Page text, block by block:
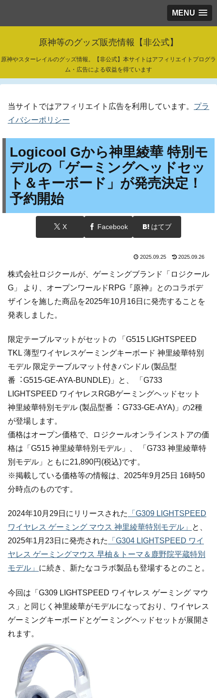
MENU
原神等のグッズ販売情報【非公式】
原神やスターレイルのグッズ情報。【非公式】本サイトはアフィリエイトプログラ
ム・広告による収益を得ています
当サイトではアフィリエイト広告を利用しています。 プラ
イバシーポリシー
Logicool Gから神里綾華 特別モ
デルの「ゲーミングヘッドセッ
ト＆キーボード」が発売決定！
予約開始
X Facebook はてブ
2025.09.25 2025.09.26
株式会社ロジクールが、ゲーミングブランド「ロジクール
G」 より、オープンワールドRPG『原神』とのコラボデ
ザインを施した商品を2025年10月16日に発売することを
発表しました。
限定テーブルマットがセットの 「G515 LIGHTSPEED
TKL 薄型ワイヤレスゲーミングキーボード 神⾥綾華特別
モデル 限定テーブルマット付きバンドル (製品型
番︓G515-GE-AYA-BUNDLE)」と、 「G733
LIGHTSPEED ワイヤレスRGBゲーミングヘッドセット
神⾥綾華特別モデル (製品型番︓ G733-GE-AYA)」の2種
が登場します。
価格はオープン価格で、ロジクールオンラインストアの価
格は「G515 神⾥綾華特別モデル」、 「G733 神⾥綾華特
別モデル」ともに21,890円(税込)です。
※掲載している価格等の情報は、2025年9月25日 16時50
分時点のものです。
2024年10月29日にリリースされた
「G309 LIGHTSPEED
ワイヤレス ゲーミング マウス 神里綾華特別モデル」
と、
2025年1月23日に発売された
「G304 LIGHTSPEED ワイ
ヤレス ゲーミングマウス 早柚＆トーマ＆鹿野院平蔵特別
モデル」 に続き、新たなコラボ製品も登場するとのこと。
今回は「G309 LIGHTSPEED ワイヤレス ゲーミング マウ
ス」と同じく神里綾華がモデルになっており、ワイヤレス
ゲーミングキーボードとゲーミングヘッドセットが展開さ
れます。